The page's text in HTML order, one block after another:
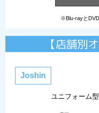
※Blu-rayとDVD
【店舗別
Joshin
ユニフォーム